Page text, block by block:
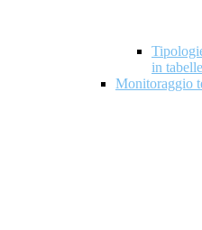
in
Monitoraggio